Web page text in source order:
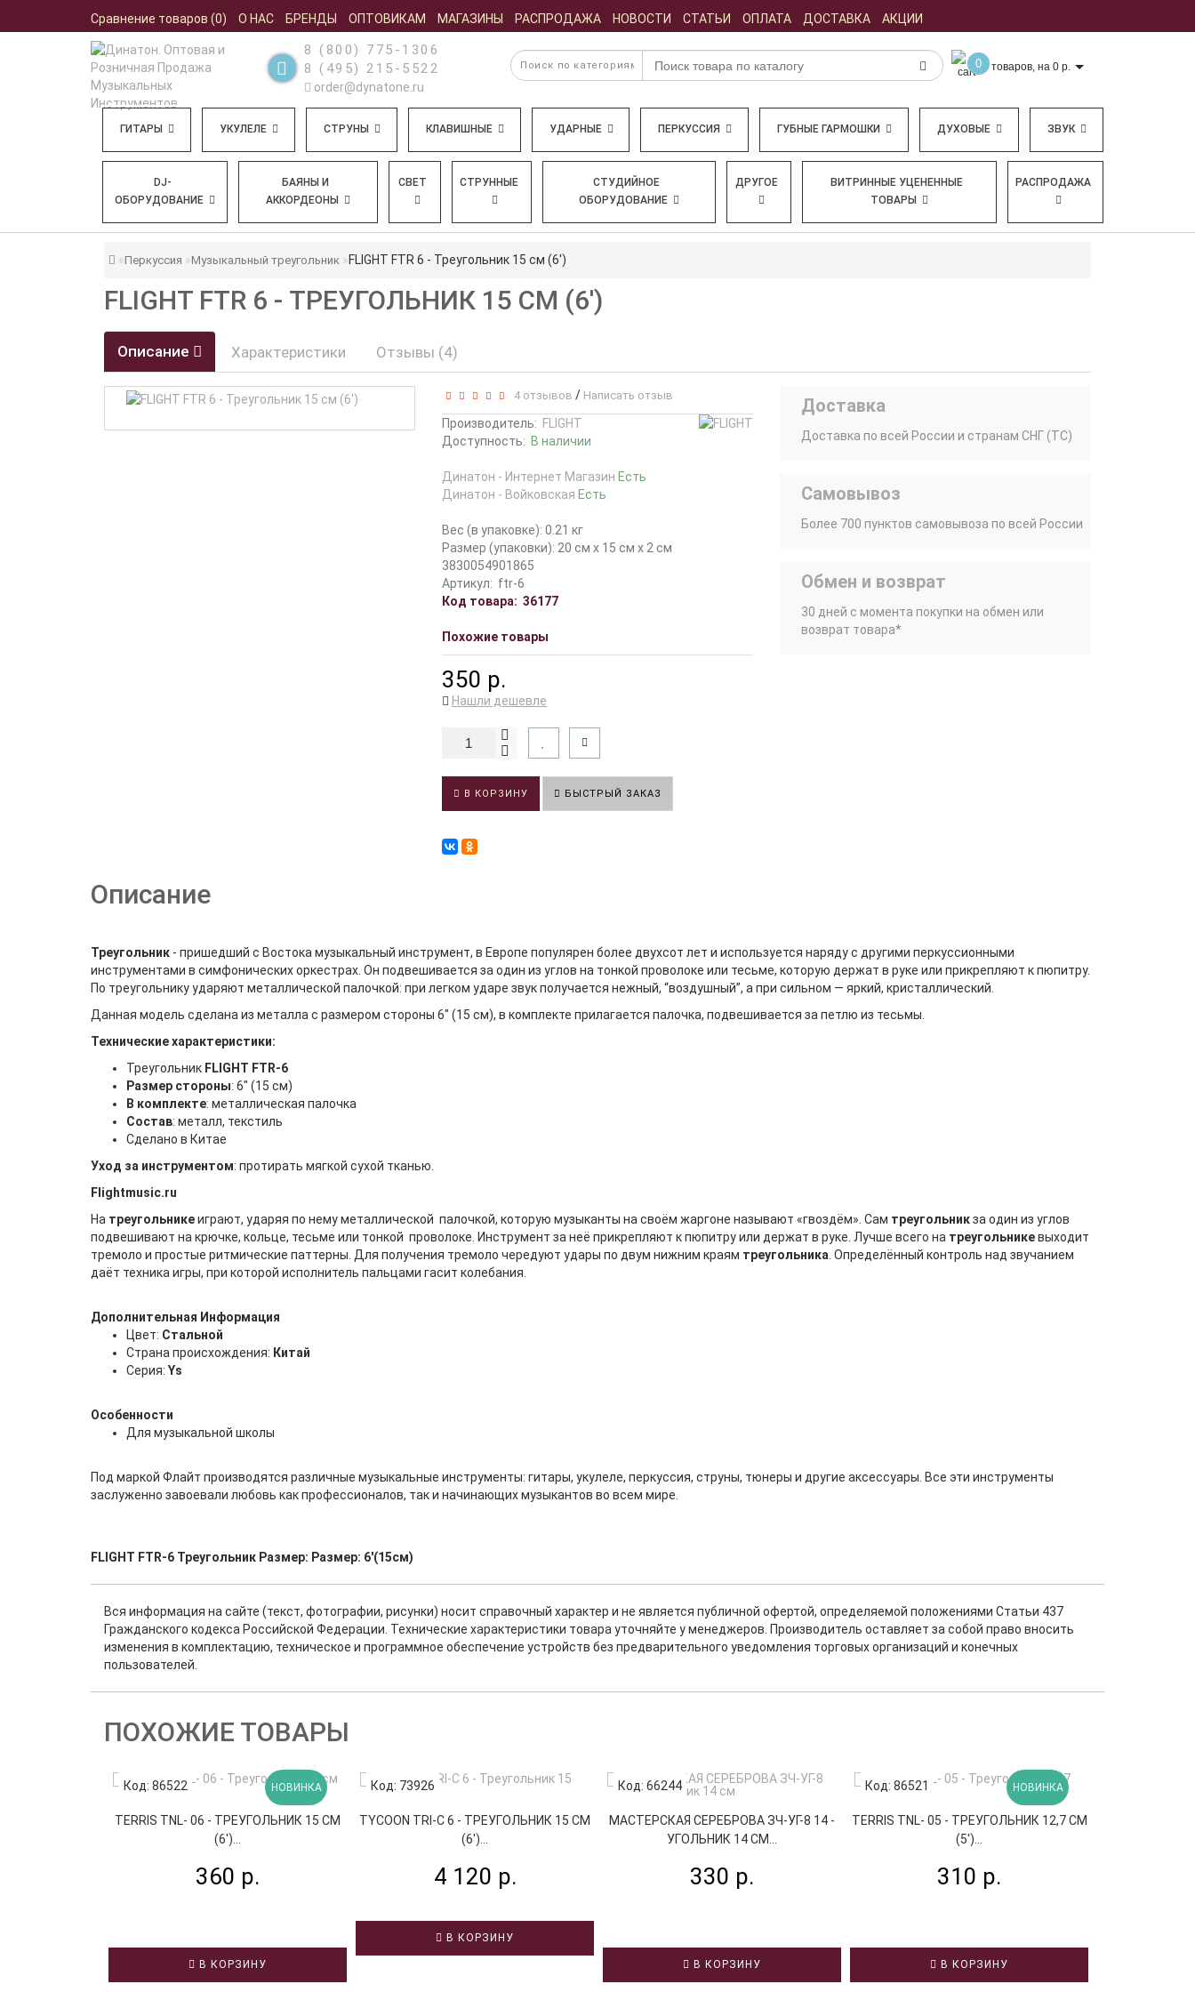
Сравнение товаров (0) О НАС БРЕНДЫ ОПТОВИКАМ МАГАЗИНЫ РАСПРОДАЖА НОВОСТИ СТАТЬИ ОПЛАТА ДОСТАВКА АКЦИИ
8 (800) 775-1306
8 (495) 215-5522
order@dynatone.ru
0 товаров, на 0 р.
ГИТАРЫ УКУЛЕЛЕ СТРУНЫ КЛАВИШНЫЕ УДАРНЫЕ ПЕРКУССИЯ ГУБНЫЕ ГАРМОШКИ ДУХОВЫЕ ЗВУК
DJ-
ОБОРУДОВАНИЕ
БАЯНЫ И
АККОРДЕОНЫ
СВЕТ СТРУННЫЕ
СТУДИЙНОЕ
ОБОРУДОВАНИЕ
ДРУГОЕ
ВИТРИННЫЕ УЦЕНЕННЫЕ
ТОВАРЫ
РАСПРОДАЖА
Перкуссия Музыкальный треугольник FLIGHT FTR 6 - Треугольник 15 см (6')
FLIGHT FTR 6 - ТРЕУГОЛЬНИК 15 СМ (6')
Описание Характеристики Отзывы (4)
4 отзывов / Написать отзыв
Производитель: FLIGHT
Доступность: В наличии
Динатон - Интернет Магазин Есть
Динатон - Войковская Есть
Вес (в упаковке): 0.21 кг
Размер (упаковки): 20 см x 15 см x 2 см
3830054901865
Артикул: ftr-6
Код товара: 36177
Похожие товары
350 р.
Нашли дешевле
В КОРЗИНУ БЫСТРЫЙ ЗАКАЗ
Доставка
Доставка по всей России и странам СНГ (ТС)
Самовывоз
Более 700 пунктов самовывоза по всей России
Обмен и возврат
30 дней с момента покупки на обмен или
возврат товара*
Описание
Треугольник - пришедший с Востока музыкальный инструмент, в Европе популярен более двухсот лет и используется наряду с другими перкуссионными
инструментами в симфонических оркестрах. Он подвешивается за один из углов на тонкой проволоке или тесьме, которую держат в руке или прикрепляют к пюпитру.
По треугольнику ударяют металлической палочкой: при легком ударе звук получается нежный, “воздушный”, а при сильном — яркий, кристаллический.
Данная модель сделана из металла с размером стороны 6" (15 см), в комплекте прилагается палочка, подвешивается за петлю из тесьмы.
Технические характеристики:
Треугольник FLIGHT FTR-6
Размер стороны: 6" (15 см)
В комплекте: металлическая палочка
Состав: металл, текстиль
Сделано в Китае
Уход за инструментом: протирать мягкой сухой тканью.
Flightmusic.ru
На треугольникеиграют, ударяя по нему металлической палочкой, которую музыканты на своём жаргоне называют «гвоздём». Сам треугольникза один из углов
подвешивают на крючке, кольце, тесьме или тонкой проволоке. Инструмент за неё прикрепляют к пюпитру или держат в руке. Лучше всего на треугольникевыходит
тремоло и простые ритмические паттерны. Для получения тремоло чередуют удары по двум нижним краям треугольника . Определённый контроль над звучанием
даёт техника игры, при которой исполнитель пальцами гасит колебания.
Дополнительная Информация
Цвет: Стальной
Страна происхождения: Китай
Серия: Ys
Особенности
Для музыкальной школы
Под маркой Флайт производятся различные музыкальные инструменты: гитары, укулеле, перкуссия, струны, тюнеры и другие аксессуары. Все эти инструменты
заслуженно завоевали любовь как профессионалов, так и начинающих музыкантов во всем мире.
FLIGHT FTR-6 Треугольник Размер: Размер: 6'(15cм)
Вся информация на сайте (текст, фотографии, рисунки) носит справочный характер и не является публичной офертой, определяемой положениями Статьи 437
Гражданского кодекса Российской Федерации. Технические характеристики товара уточняйте у менеджеров. Производитель оставляет за собой право вносить
изменения в комплектацию, техническое и программное обеспечение устройств без предварительного уведомления торговых организаций и конечных
пользователей.
ПОХОЖИЕ ТОВАРЫ
Код: 86522 НОВИНКА
TERRIS TNL- 06 - ТРЕУГОЛЬНИК 15 СМ
(6')...
360 р.
В КОРЗИНУ
Код: 73926
TYCOON TRI-C 6 - ТРЕУГОЛЬНИК 15 СМ
(6')...
4 120 р.
В КОРЗИНУ
Код: 66244
МАСТЕРСКАЯ СЕРЕБРОВА ЗЧ-УГ-8 14 -
УГОЛЬНИК 14 СМ...
330 р.
В КОРЗИНУ
Код: 86521 НОВИНКА
TERRIS TNL- 05 - ТРЕУГОЛЬНИК 12,7 СМ
(5')...
310 р.
В КОРЗИНУ